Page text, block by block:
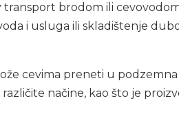
brodom ili
i usluga ili skladištenje
cevima preneti u podzemna
načine, kao što je